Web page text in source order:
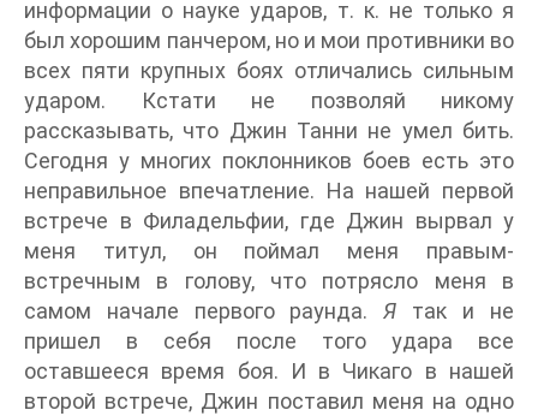
информации о науке ударов, т. к. не только я
был хорошим панчером, но и мои противники во
всех пяти крупных боях отличались сильным
ударом. Кстати не позволяй никому
рассказывать, что Джин Танни не умел бить.
Сегодня у многих поклонников боев есть это
неправильное впечатление. На нашей первой
встрече в Филадельфии, где Джин вырвал у
меня титул, он поймал меня правым-
встречным в голову, что потрясло меня в
самом начале первого раунда. Я так и не
пришел в себя после того удара все
оставшееся время боя. И в Чикаго в нашей
второй встрече, Джин поставил меня на одно